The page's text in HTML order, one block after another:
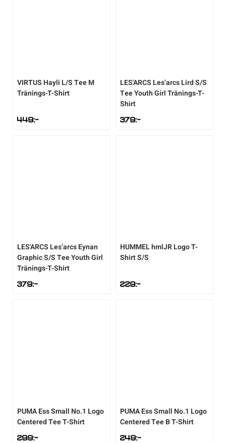
VIRTUS Hayli L/S Tee M
Tränings-T-Shirt
449:-
LES'ARCS Les’arcs Lird S/S
Tee Youth Girl Tränings-T-
Shirt
379:-
LES'ARCS Les’arcs Eynan
Graphic S/S Tee Youth Girl
Tränings-T-Shirt
379:-
HUMMELhmlJR Logo T-
Shirt S/S
229:-
PUMAEss Small No.1 Logo
Centered Tee T-Shirt
299:-
PUMAEss Small No.1 Logo
Centered Tee B T-Shirt
249:-